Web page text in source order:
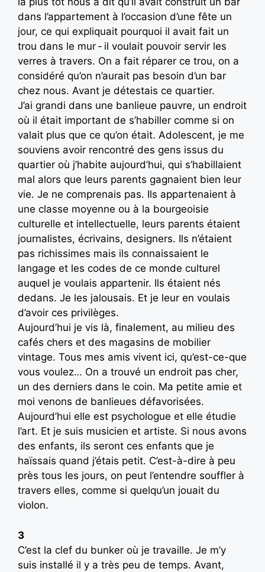
dans l’appartement à l’occasion d’une fête un
jour, ce qui expliquait pourquoi il avait fait un
trou dans le mur - il voulait pouvoir servir les
verres à travers. On a fait réparer ce trou, on a
considéré qu’on n’aurait pas besoin d’un bar
chez nous. Avant je détestais ce quartier.
J’ai grandi dans une banlieue pauvre, un endroit
où il était important de s’habiller comme si on
valait plus que ce qu’on était. Adolescent, je me
souviens avoir rencontré des gens issus du
quartier où j’habite aujourd’hui, qui s’habillaient
mal alors que leurs parents gagnaient bien leur
vie. Je ne comprenais pas. Ils appartenaient à
une classe moyenne ou à la bourgeoisie
culturelle et intellectuelle, leurs parents étaient
journalistes, écrivains, designers. Ils n’étaient
pas richissimes mais ils connaissaient le
langage et les codes de ce monde culturel
auquel je voulais appartenir. Ils étaient nés
dedans. Je les jalousais. Et je leur en voulais
d’avoir ces privilèges.
Aujourd’hui je vis là, finalement, au milieu des
cafés chers et des magasins de mobilier
vintage. Tous mes amis vivent ici, qu’est-ce-que
vous voulez… On a trouvé un endroit pas cher,
un des derniers dans le coin. Ma petite amie et
moi venons de banlieues défavorisées.
Aujourd’hui elle est psychologue et elle étudie
l’art. Et je suis musicien et artiste. Si nous avons
des enfants, ils seront ces enfants que je
haïssais quand j’étais petit. C’est-à-dire à peu
près tous les jours, on peut l’entendre souffler à
travers elles, comme si quelqu’un jouait du
violon.
3
C’est la clef du bunker où je travaille. Je m’y
suis installé il y a très peu de temps. Avant,